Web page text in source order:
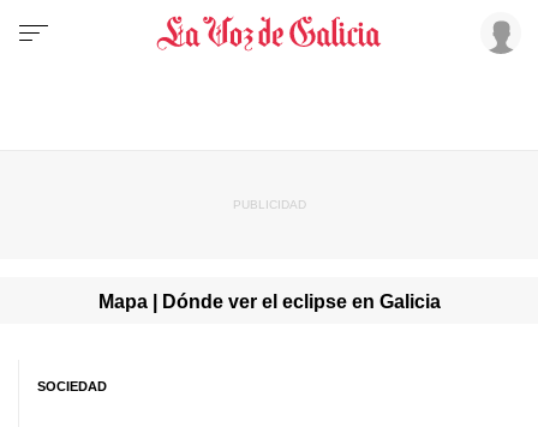
Mapa | Dónde ver el eclipse en Galicia
SOCIEDAD